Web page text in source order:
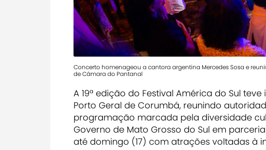
Concerto homenageou a cantora argentina Mercedes Sosa e
de Câmara do Pantanal
A 19ª edição do Festival América do Sul
Porto Geral de Corumbá, reunindo
programação marcada pela diversidade
Governo de Mato Grosso do Sul em
até domingo (17) com atrações voltadas à